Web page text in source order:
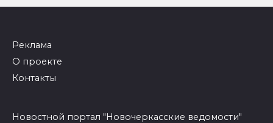
Реклама
О проекте
Контакты
Новостной портал "Новочеркасские ведомости"